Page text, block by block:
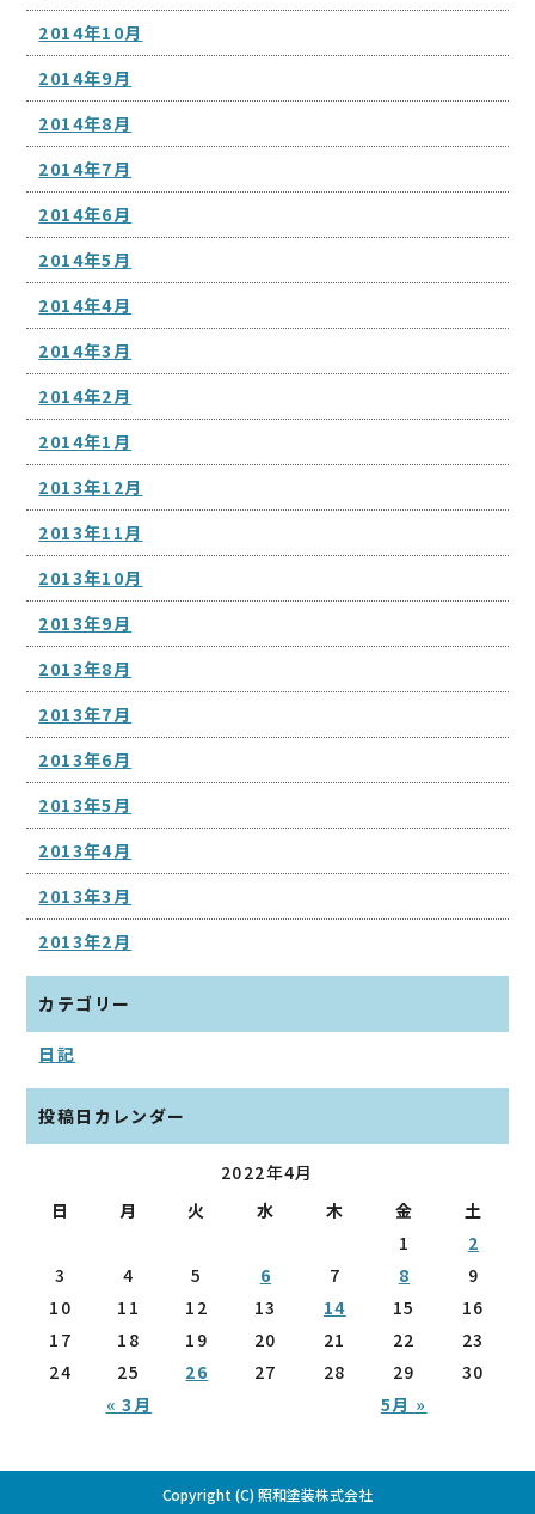
2014年10月
2014年9月
2014年8月
2014年7月
2014年6月
2014年5月
2014年4月
2014年3月
2014年2月
2014年1月
2013年12月
2013年11月
2013年10月
2013年9月
2013年8月
2013年7月
2013年6月
2013年5月
2013年4月
2013年3月
2013年2月
カテゴリー
日記
投稿日カレンダー
2022年4月
日
月 火 水 木 金 土
« 3月 5月 »
1
2
3
4 5 6 7 8
9
10
11 12 13 14 15
16
17
18 19 20 21 22
23
24
25 26 27 28 29 30
Copyright (C) 照和塗装株式会社